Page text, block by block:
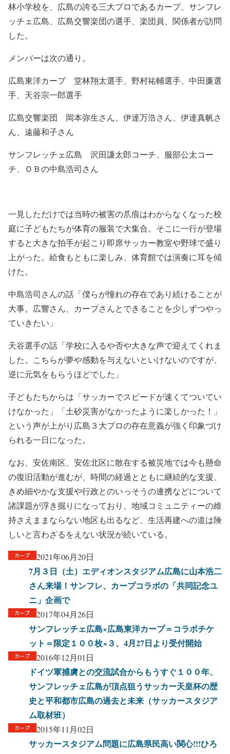
林小学校を、広島の誇る三大プロであるカープ、サンフレ
ッチェ広島、広島交響楽団の選手、楽団員、関係者が訪問
した。
メンバーは次の通り。
広島東洋カープ 堂林翔太選手、野村祐輔選手、中田廉選
手、天谷宗一郎選手
広島交響楽団 岡本弥生さん、伊達万浩さん、伊達真帆さ
ん、遠藤和子さん
サンフレッチェ広島 沢田謙太郎コーチ、服部公太コー
チ、ＯＢの中島浩司さん
一見しただけでは当時の被害の爪痕はわからなくなった校
庭に子どもたちが体育の服装で大集合。そこに一行が登場
すると大きな拍手が起こり即席サッカー教室や野球で盛り
上がった。給食もともに楽しみ、体育館では演奏に耳を傾
けた。
中島浩司さんの話「僕らが憧れの存在であり続けることが
大事。広響さん、カープさんとできることを少しずつやっ
ていきたい」
天谷選手の話「学校に入るや否や大きな声で迎えてくれま
した。こちらが夢や感動を与えないといけないのですが、
逆に元気をもらうほどでした」
子どもたちからは「サッカーでスピードが速くてついてい
けなかった」「土砂災害がなかったように楽しかった！」
という声が上がり広島３大プロの存在意義が強く印象づけ
られる一日になった。
なお、安佐南区、安佐北区に散在する被災地では今も懸命
の復旧活動が進むが、時間の経過とともに継続的な支援、
きめ細やかな支援や行政とのいっそうの連携などについて
諸課題が浮き掘りになっており、地域コミュニティーの維
持さえままならない地区も出るなど、生活再建への道は険
しいと言わざるをえない状況が続いている。
2021年06月20日
7月３日（土）エディオンスタジアム広島に山本浩二
さん来場！サンフレ、カープコラボの「共同記念ユ
ニ」企画で
2017年04月26日
サンフレッチェ広島×広島東洋カープ＝コラボチケ
ット＝限定１００枚×３、4月27日より受付開始
2016年12月01日
ドイツ軍捕虜との交流試合からもうすぐ１００年、
サンフレッチェ広島が頂点狙うサッカー天皇杯の歴
史と平和都市広島の過去と未来（サッカースタジア
ム取材班）
2015年11月02日
サッカースタジアム問題に広島県民高い関心!!!ひろ